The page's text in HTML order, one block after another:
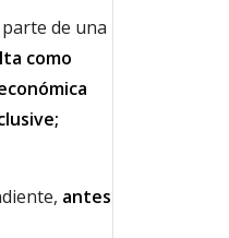
de una
como
antes